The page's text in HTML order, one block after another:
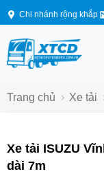
Chi nhánh rộng khắp
Trang chủ Xe tải
Xe tải ISUZU
dài 7m